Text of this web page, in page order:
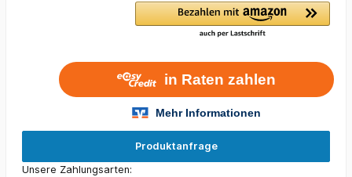
Produktanfrage
Unsere Zahlungsarten: